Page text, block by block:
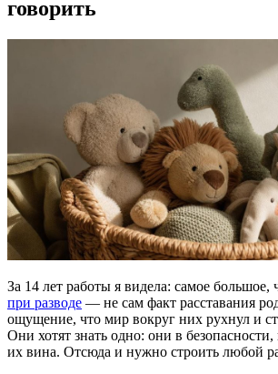
говорить
За 14 лет работы я видела: самое большое,
при разводе — не сам факт расставания
ощущение, что мир вокруг них рухнул и
Они хотят знать одно: они в
их вина. Отсюда и нужно строить любой